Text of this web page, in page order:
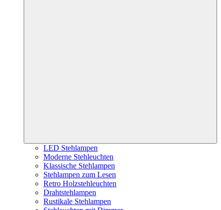
LED Stehlampen
Moderne Stehleuchten
Klassische Stehlampen
Stehlampen zum Lesen
Retro Holzstehleuchten
Drahtstehlampen
Rustikale Stehlampen